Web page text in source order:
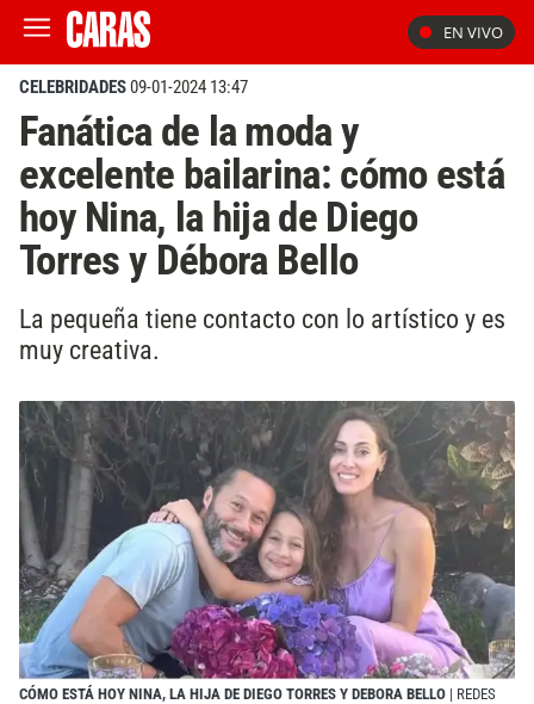
EN VIVO
CELEBRIDADES09-01-2024 13:47
Fanática de la moda y
excelente bailarina: cómo está
hoy Nina, la hija de Diego
Torres y Débora Bello
La pequeña tiene contacto con lo artístico y es
muy creativa.
CÓMO ESTÁ HOY NINA, LA HIJA DE DIEGO TORRES Y DEBORA BELLO | REDES